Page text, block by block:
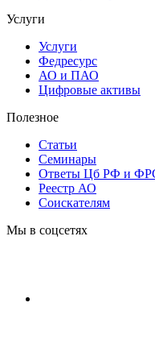
Услуги
Услуги
Федресурс
АО и ПАО
Цифровые активы
Полезное
Статьи
Cеминары
Ответы Цб РФ и
Реестр АО
Соискателям
Мы в соцсетях